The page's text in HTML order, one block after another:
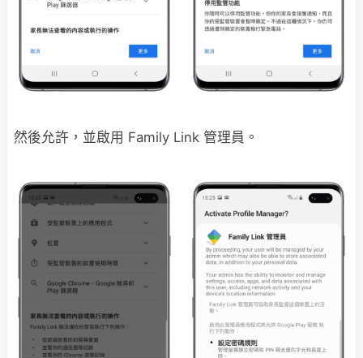
然後允許，並啟用 Family Link 管理員。